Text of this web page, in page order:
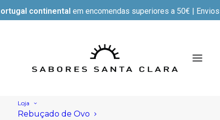
continental em encomendas superiores a 50€ |
Loja
Rebuçado de Ovo